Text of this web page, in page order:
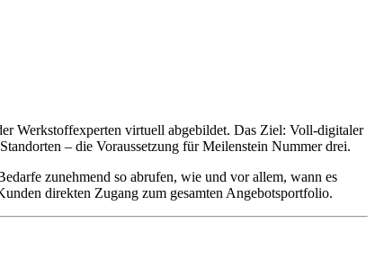
Werkstoffexperten virtuell abgebildet. Das Ziel: Voll-digitaler
– die Voraussetzung für Meilenstein Nummer drei.
zunehmend so abrufen, wie und vor allem, wann es
direkten Zugang zum gesamten Angebotsportfolio.